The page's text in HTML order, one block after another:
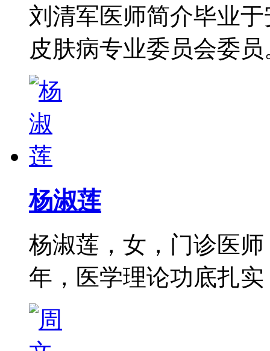
刘清军医师简介毕业
皮肤病专业委员会委员
杨淑莲
杨淑莲，女，门诊医
年，医学理论功底扎实